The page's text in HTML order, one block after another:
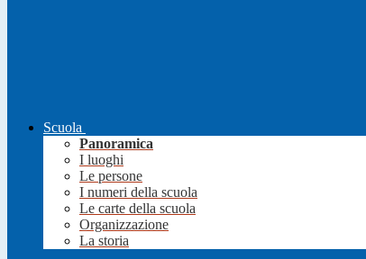
Scuola
Panoramica
I luoghi
Le persone
I numeri della scuola
Le carte della scuola
Organizzazione
La storia